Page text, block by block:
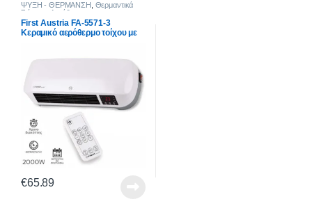
ΨΥΞΗ - ΘΕΡΜΑΝΣΗ
Θερμαντικά
Σώματα
Αερόθερμα
First Austria FA-5571-3
Κεραμικό αερόθερμο τοίχου με
€65.89